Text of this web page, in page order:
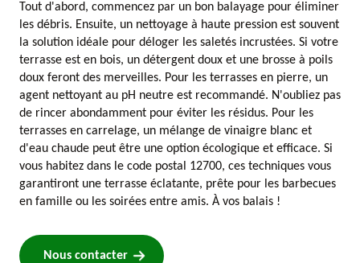
Tout d'abord, commencez par un bon balayage pour éliminer
les débris. Ensuite, un nettoyage à haute pression est souvent
la solution idéale pour déloger les saletés incrustées. Si votre
terrasse est en bois, un détergent doux et une brosse à poils
doux feront des merveilles. Pour les terrasses en pierre, un
agent nettoyant au pH neutre est recommandé. N'oubliez pas
de rincer abondamment pour éviter les résidus. Pour les
terrasses en carrelage, un mélange de vinaigre blanc et
d'eau chaude peut être une option écologique et efficace. Si
vous habitez dans le code postal 12700, ces techniques vous
garantiront une terrasse éclatante, prête pour les barbecues
en famille ou les soirées entre amis. À vos balais !
Nous contacter